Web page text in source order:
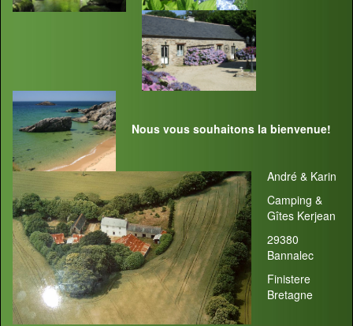
Nous vous souhaitons la bienvenue!
André & Karin
Camping &
Gîtes Kerjean
29380
Bannalec
Finistere
Bretagne